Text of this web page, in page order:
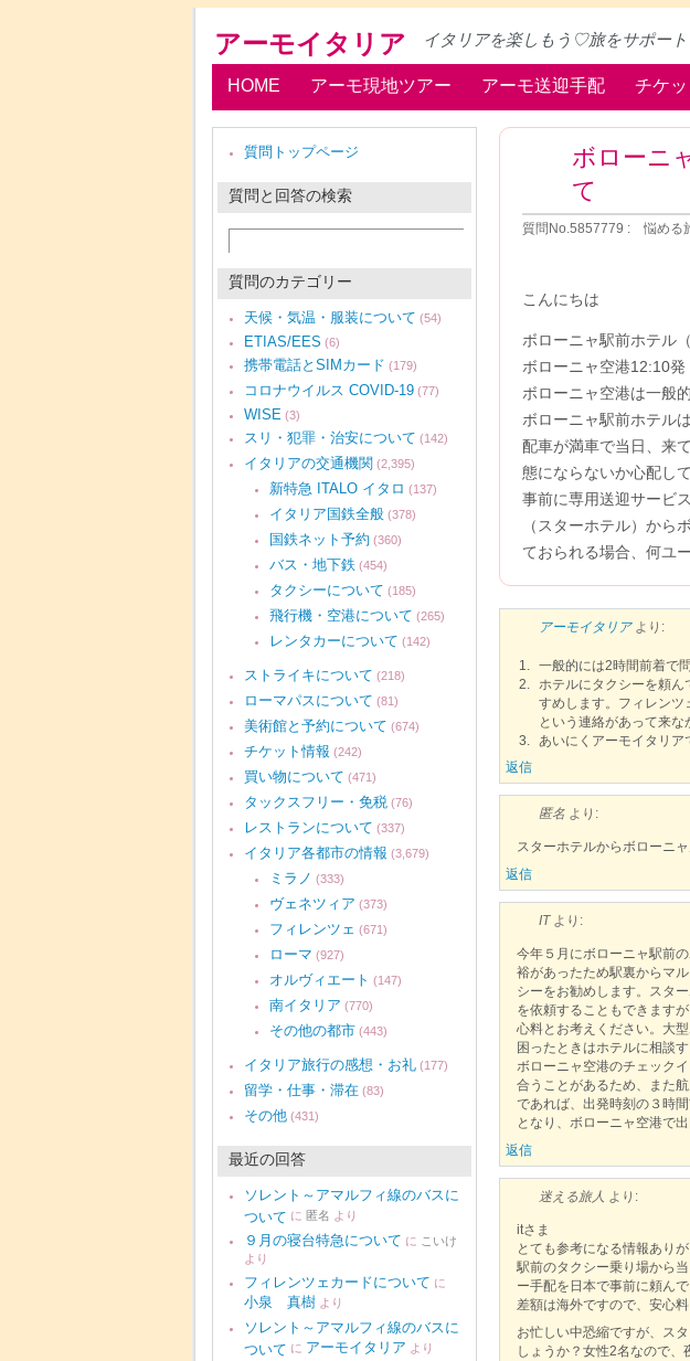
アーモイタリア イタリアを楽しもう♡旅をサポート
HOME アーモ現地ツアー アーモ送迎手配 チケ
ボローニ
て
質問No.5857779 : 悩める
こんにちは
ボローニャ駅前ホテル
ボローニャ空港12:10
ボローニャ空港は一般
ボローニャ駅前ホテル
配車が満車で当日、来
態にならないか心配し
事前に専用送迎サービ
（スターホテル）から
ておられる場合、何ユ
アーモイタリア より:
一般的には2時間前着で
ホテルにタクシーを頼ん
すめします。フィレンツ
という連絡があって来な
あいにくアーモイタリア
返信
匿名 より:
スターホテルからボローニ
返信
IT より:
今年５月にボローニャ駅前
裕があったため駅裏からマ
シーをお勧めします。スタ
を依頼することもできます
心料とお考えください。大
困ったときはホテルに相談
ボローニャ空港のチェック
合うことがあるため、また
であれば、出発時刻の３時
となり、ボローニャ空港で
返信
迷える旅人 より:
itさま
とても参考になる情報ありが
駅前のタクシー乗り場から
ー手配を日本で事前に頼んで
差額は海外ですので、安心
お忙しい中恐縮ですが、ス
しょうか？女性2名なので
質問トップページ
質問と回答の検索
質問のカテゴリー
天候・気温・服装について (54)
ETIAS/EES (6)
携帯電話とSIMカード (179)
コロナウイルス COVID-19 (77)
WISE (3)
スリ・犯罪・治安について (142)
イタリアの交通機関 (2,395)
新特急 ITALO イタロ (137)
イタリア国鉄全般 (378)
国鉄ネット予約 (360)
バス・地下鉄 (454)
タクシーについて (185)
飛行機・空港について (265)
レンタカーについて (142)
ストライキについて (218)
ローマパスについて (81)
美術館と予約について (674)
チケット情報 (242)
買い物について (471)
タックスフリー・免税 (76)
レストランについて (337)
イタリア各都市の情報 (3,679)
ミラノ (333)
ヴェネツィア (373)
フィレンツェ (671)
ローマ (927)
オルヴィエート (147)
南イタリア (770)
その他の都市 (443)
イタリア旅行の感想・お礼 (177)
留学・仕事・滞在 (83)
その他 (431)
最近の回答
ソレント～アマルフィ線のバスに
ついて に 匿名 より
９月の寝台特急について に こいけ
より
フィレンツェカードについて に
小泉 真樹 より
ソレント～アマルフィ線のバスに
ついて に アーモイタリア より